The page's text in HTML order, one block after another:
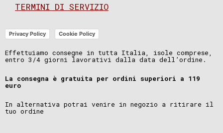
TERMINI DI SERVIZIO
Privacy Policy Cookie Policy
Effettuiamo consegne in tutta Italia, isole comprese,
entro 3/4 giorni lavorativi dalla data dell’ordine.
La consegna è gratuita per ordini superiori a 119
euro
In alternativa potrai venire in negozio a ritirare il
tuo ordine